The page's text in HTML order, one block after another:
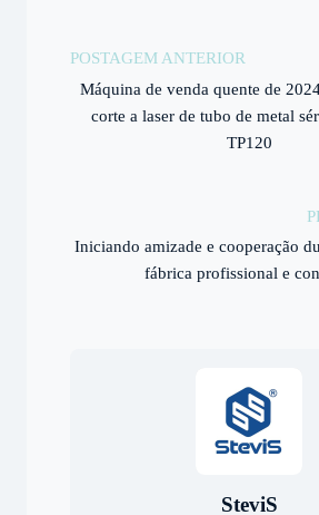
POSTAGEM ANTERIOR
Máquina de venda quente de
corte a laser de tubo de metal
TP120
Iniciando amizade e cooperação
fábrica profissional e
SteviS